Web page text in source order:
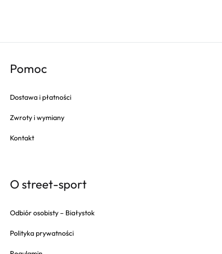
Pomoc
Dostawa i płatności
Zwroty i wymiany
Kontakt
O street-sport
Odbiór osobisty – Białystok
Polityka prywatności